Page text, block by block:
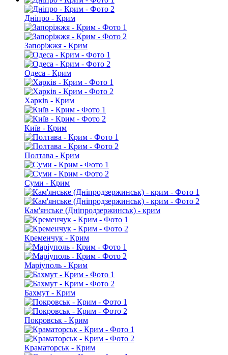
Дніпро - Крим
Запоріжжя - Крим
Одеса - Крим
Харків - Крим
Київ - Крим
Полтава - Крим
Суми - Крим
Кам'янське (Дніпродзержинськ) - крим
Кременчук - Крим
Маріуполь - Крим
Бахмут - Крим
Покровськ - Крим
Краматорськ - Крим